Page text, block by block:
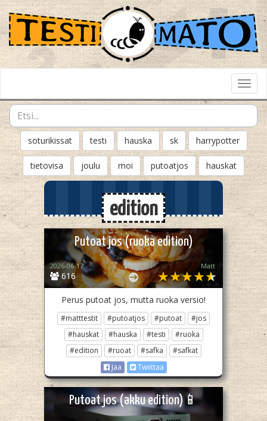
soturikissat testi hauska sk harrypotter
tietovisa joulu moi putoatjos hauskat
edition
Putoat jos (ruoka edition)
616
2026-06-17 Matt
Perus putoat jos, mutta ruoka versio!
#matttestit #putoatjos #putoat
#jos
#hauskat
#hauska #testi
#ruoka
#edition
#ruoat #safka
#safkat
Jaa
Twiittaa
Putoat jos (akku edition)📱